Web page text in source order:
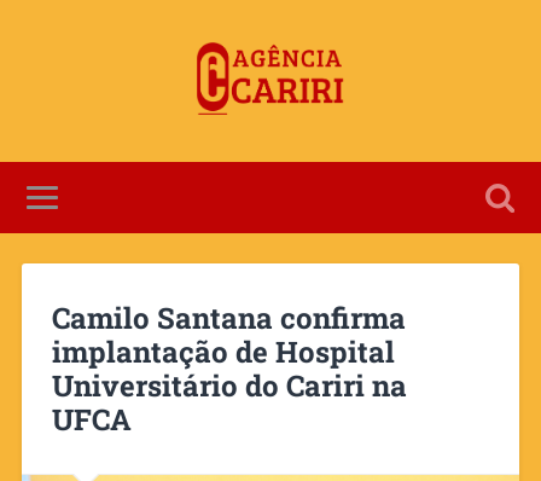
Camilo Santana confirma
implantação de Hospital
Universitário do Cariri na
UFCA